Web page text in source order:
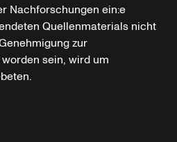
Nachforschungen ein:e
Quellenmaterials nicht
zur
sein, wird um